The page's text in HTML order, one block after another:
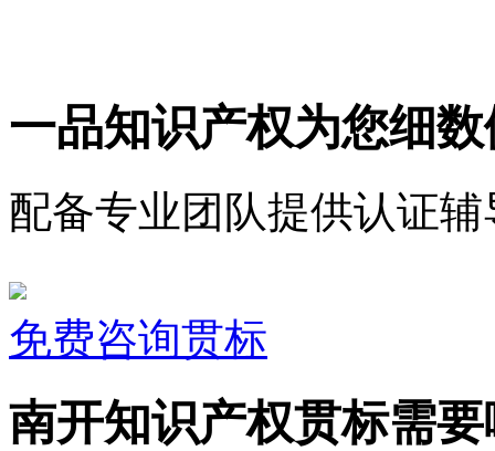
一品知识产权为您细
配备专业团队提供认证辅
免费咨询贯标
南开知识产权贯标需